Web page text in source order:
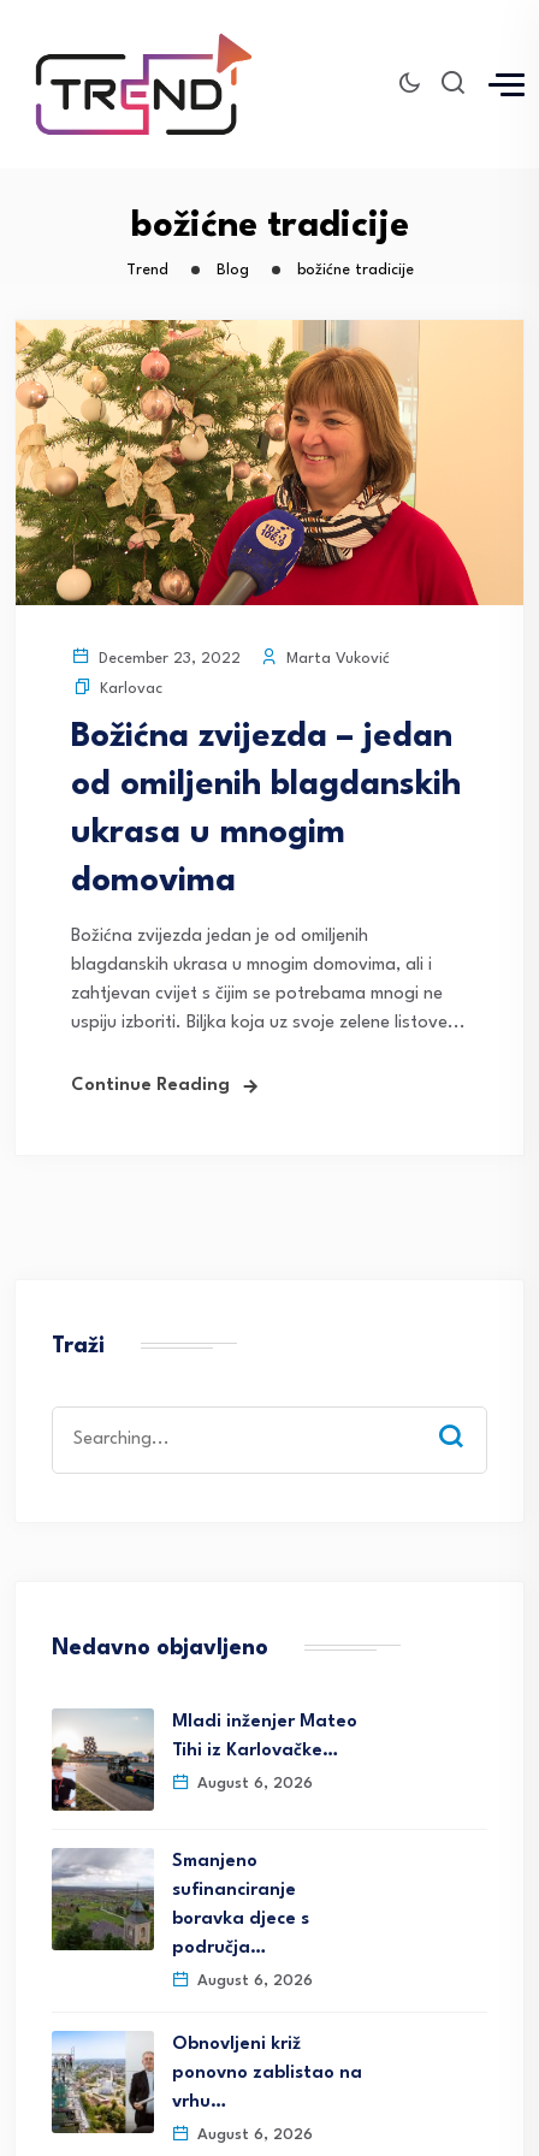
božićne tradicije
Trend Blog božićne tradicije
December 23, 2022
Marta Vuković
Karlovac
Božićna zvijezda – jedan
od omiljenih blagdanskih
ukrasa u mnogim
domovima
Božićna zvijezda jedan je od omiljenih
blagdanskih ukrasa u mnogim domovima, ali i
zahtjevan cvijet s čijim se potrebama mnogi ne
uspiju izboriti. Biljka koja uz svoje zelene listove...
Continue Reading
Traži
for:
Nedavno objavljeno
Mladi inženjer Mateo
Tihi iz Karlovačke…
August 6, 2026
Smanjeno
sufinanciranje
boravka djece s
područja…
August 6, 2026
Obnovljeni križ
ponovno zablistao na
vrhu…
August 6, 2026